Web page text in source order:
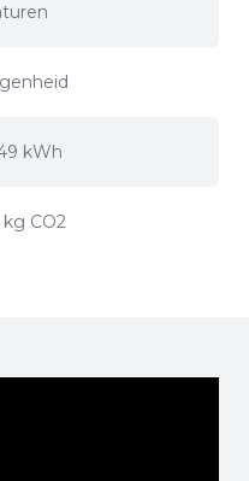
kWh
CO2